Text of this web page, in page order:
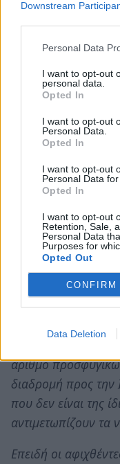
Downstream
Personal Data
I want to opt-out
personal data.
Opted In
I want to opt-out
Personal Data.
Opted In
I want to opt-out
Personal Data
Opted In
I want to opt-out
Retention, Sale,
Personal Data
Purposes for
Opted Out
CONFIRM
Data Deletion
ανθρώπους
ακυβέρνητα κάτω
Μάνης και της
Η απόφαση ήταν
τα συγκεκριμένα
της ΕΛΑΣ να
ροών στη Λακωνία.
Ωστόσο, πριν από
του Αρχηγείου
2 εκ των
τη Λακωνία.
τις αυξημένες
με μεγάλο αριθμό
παιδιών και
Επειδή και η
αριθμό
διαδρομή προς την
που δεν είναι της
αντιμετωπίζουν τα
Επειδή οι